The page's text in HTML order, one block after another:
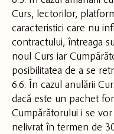
Curs, lectorilor,
caracteristici care nu
contractului, întreaga
noul Curs iar
posibilitatea de a se
6.6. În cazul anulării
dacă este un pachet
Cumpărătorului i se
nelivrat în termen de